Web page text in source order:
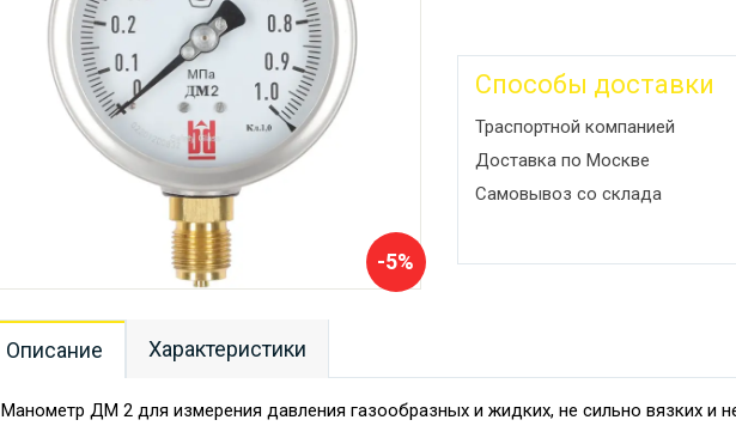
-5%
Способы доставки
Траспортной компанией
Доставка по Москве
Самовывоз со склада
Описание Характеристики
Манометр ДМ 2 для измерения давления газообразных и жидких, не сильно вязких и